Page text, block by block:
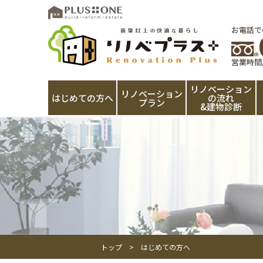
お電話
営業時
はじめての方へ リノベーション
プラン
リノベーション
の流れ
&建物診断
トップ はじめての方へ